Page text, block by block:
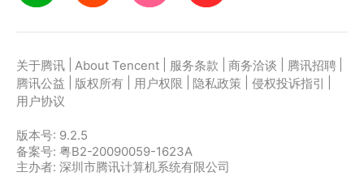
关于腾讯 About Tencent 服务条款 商务洽谈 腾讯招聘
腾讯公益
版权所有 用户权限 隐私政策 侵权投诉指引
用户协议
版本号: 9.2.5
备案号: 粤B2-20090059-1623A
主办者: 深圳市腾讯计算机系统有限公司